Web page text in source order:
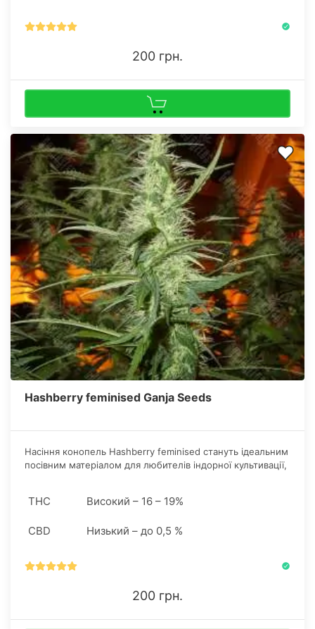
200 грн.
Hashberry feminised Ganja Seeds
Насіння конопель Hashberry feminised стануть ідеальним
посівним матеріалом для любителів індорної культивації,
THC Високий – 16 – 19%
CBD Низький – до 0,5 %
200 грн.